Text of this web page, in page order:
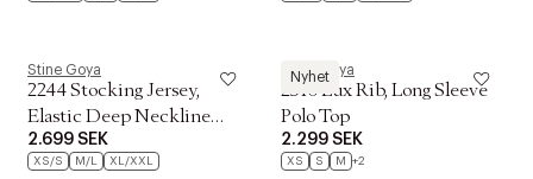
Stine Goya
2244 Stocking Jersey,
Elastic Deep Neckline
Tank Dress
2.699 SEK
XS/S M/L XL/XXL
Nyhet
Stine Goya
2510 Lux Rib, Long Sleeve
Polo Top
2.299 SEK
XS S M +2